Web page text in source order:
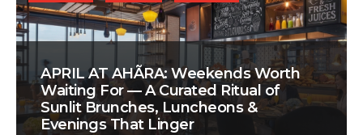
APRIL AT AHÃRA: Weekends Worth
Waiting For — A Curated Ritual of
Sunlit Brunches, Luncheons &
Evenings That Linger